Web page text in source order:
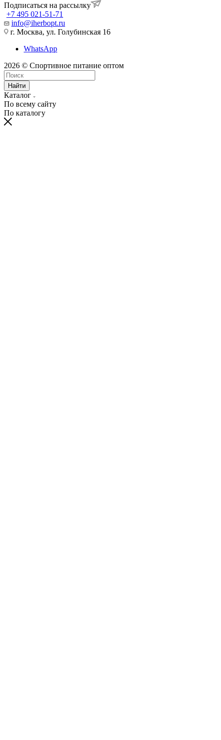
Подписаться на рассылку
+7 495 021-51-71
info@iherbopt.ru
г. Москва, ул. Голубинская 16
WhatsApp
2026 © Спортивное питание оптом
Найти
Каталог
По всему сайту
По каталогу